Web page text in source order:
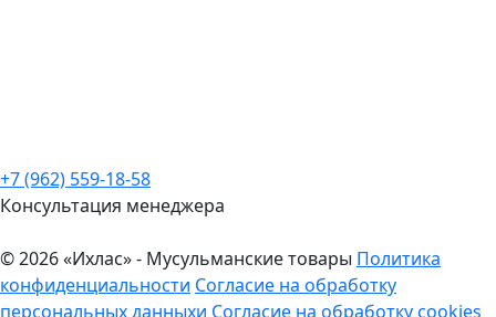
+7 (962) 559-18-58
Консультация менеджера
© 2026 «Ихлас» - Мусульманские товары Политика
конфиденциальности Согласие на обработку
персональных данныхи Согласие на обработку cookies